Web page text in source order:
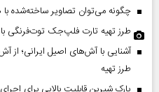
چگونه می‌توان تصاویر ساخته‌شده
طرز تهیه تارت فلپ‌جک توت‌فرنگی
آشنایی با آش‌های اصیل ایرانی؛
طرز تهیه